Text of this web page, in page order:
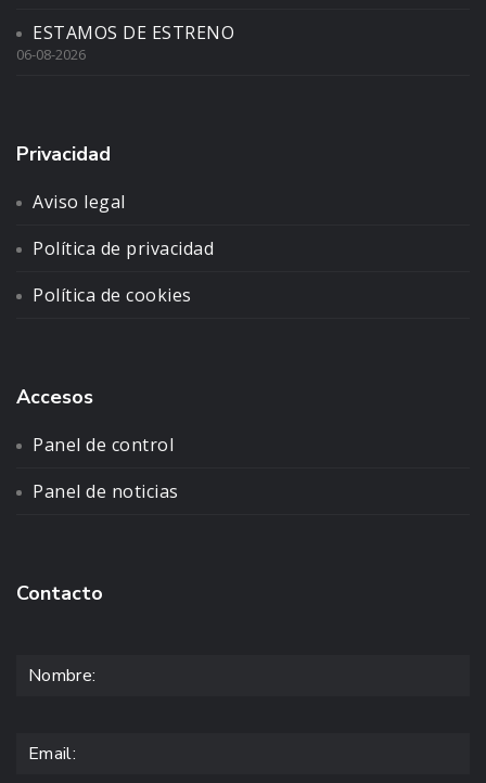
ESTAMOS DE ESTRENO
06-08-2026
Privacidad
Aviso legal
Política de privacidad
Política de cookies
Accesos
Panel de control
Panel de noticias
Contacto